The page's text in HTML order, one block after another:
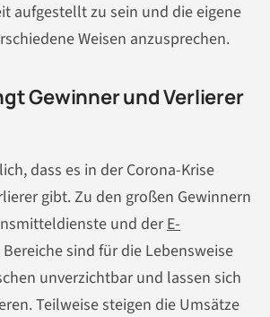
aufgestellt zu sein und die eigene
Weisen anzusprechen.
Gewinner und Verlierer
dass es in der Corona-Krise
gibt. Zu den großen Gewinnern
und derE-
Bereiche sind für die Lebensweise
unverzichtbar und lassen sich
Teilweise steigen die Umsätze